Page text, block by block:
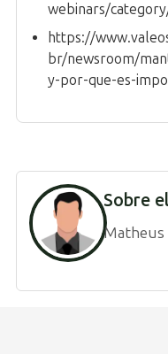
webinars/
https://
br/newsroom/
y-por-que-es-
Sobre
Matheus